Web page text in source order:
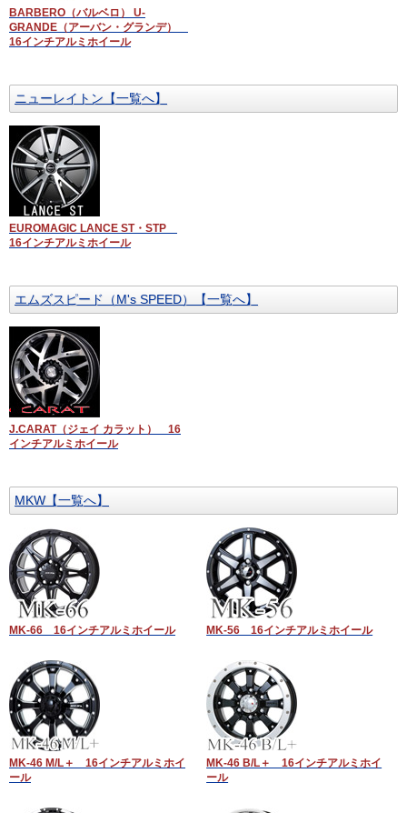
BARBERO（バルベロ） U-
GRANDE（アーバン・グランデ）
16インチアルミホイール
ニューレイトン【一覧へ】
EUROMAGIC LANCE ST・STP
16インチアルミホイール
エムズスピード（M's SPEED）【一覧へ】
J.CARAT（ジェイ カラット） 16
インチアルミホイール
MKW【一覧へ】
MK-66 16インチアルミホイール MK-56 16インチアルミホイール
MK-46 M/L＋ 16インチアルミホイ
ール
MK-46 B/L＋ 16インチアルミホイ
ール